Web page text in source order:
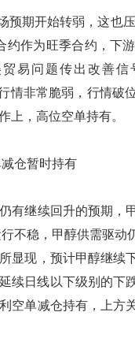
期开始转弱，这也压
约作为旺季合约，下
易问题传出改善信
情非常脆弱，行情破
上，高位空单持有。
仓暂时持有
继续回升的预期，
不稳，甲醇供需驱动
显现，预计甲醇继续
续日线以下级别的
空单减仓持有，上方